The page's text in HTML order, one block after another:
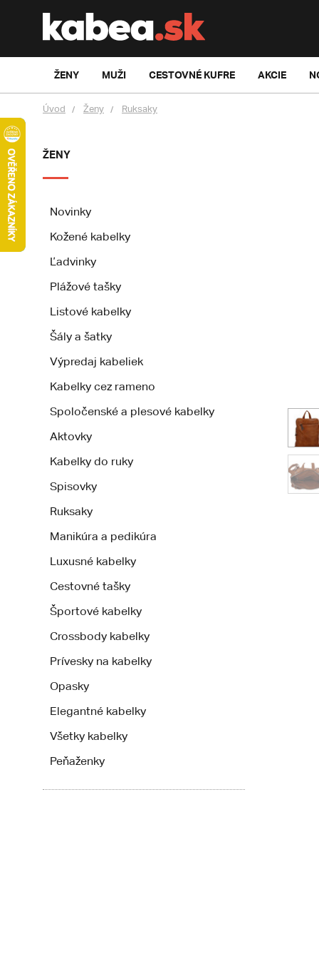
ŽENY MUŽI CESTOVNÉ KUFRE AKCIE
Úvod Ženy Ruksaky
ŽENY
Novinky
Kožené kabelky
Ľadvinky
Plážové tašky
Listové kabelky
Šály a šatky
Výpredaj kabeliek
Kabelky cez rameno
Spoločenské a plesové kabelky
Aktovky
Kabelky do ruky
Spisovky
Ruksaky
Manikúra a pedikúra
Luxusné kabelky
Cestovné tašky
Športové kabelky
Crossbody kabelky
Prívesky na kabelky
Opasky
Elegantné kabelky
Všetky kabelky
Peňaženky